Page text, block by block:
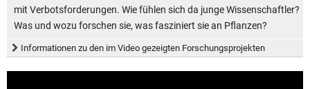
mit Verbotsforderungen. Wie fühlen sich da junge Wissenschaftler?
Was und wozu forschen sie, was fasziniert sie an Pflanzen?
Informationen zu den im Video gezeigten Forschungsprojekten